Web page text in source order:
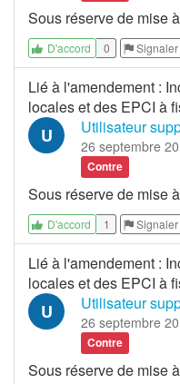
Sous réserve de mise
D'accord 0 Signaler
Lié à l'amendement :
locales et des EPCI à
U Utilisateur
26 septembre
Contre
Sous réserve de mise
D'accord 1 Signaler
Lié à l'amendement :
locales et des EPCI à
U Utilisateur
26 septembre
Contre
Sous réserve de mise